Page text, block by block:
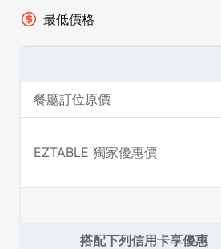
最低價格
餐廳訂位原價
EZTABLE 獨家優惠價
搭配下列信用卡享優惠